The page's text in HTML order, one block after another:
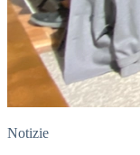
Notizie